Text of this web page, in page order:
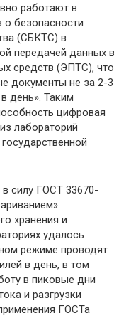
работают в
о безопасности
(СБКТС) в
передачей данных в
средств (ЭПТС), что
документы не за 2-3
день». Таким
цифровая
лабораторий
силу ГОСТ 33670-
хранения и
удалось
режиме проводят
в день, в том
в пиковые дни
и разгрузки
ГОСТа